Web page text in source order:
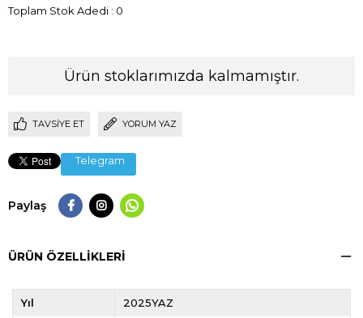
Toplam Stok Adedi : 0
Ürün stoklarımızda kalmamıştır.
TAVSIYE ET YORUM YAZ
Telegram
Paylaş
ÜRÜN ÖZELLIKLERI
Yıl 2025YAZ